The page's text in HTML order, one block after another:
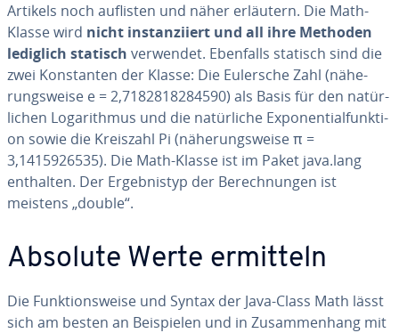
Artikels noch auflisten und näher erläutern. Die Math-
Klasse wird nicht in­stan­zi­iert und all ihre Methoden
lediglich statisch verwendet. Ebenfalls statisch sind die
zwei Kon­stan­ten der Klasse: Die Eulersche Zahl (nä­he­
rungs­wei­se e = 2,7182818284590) als Basis für den na­tür­
li­chen Log­arith­mus und die na­tür­li­che Ex­po­nen­ti­al­funk­ti­
on sowie die Kreiszahl Pi (nä­he­rungs­wei­se π =
3,1415926535). Die Math-Klasse ist im Paket java.lang
enthalten. Der Er­geb­nis­typ der Be­rech­nun­gen ist
meistens „double“.
Absolute Werte ermitteln
Die Funk­ti­ons­wei­se und Syntax der Java-Class Math lässt
sich am besten an Bei­spie­len und in Zu­sam­men­hang mit